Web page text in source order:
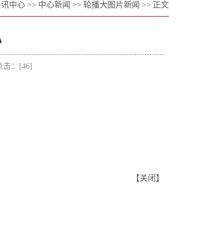
中心 >> 中心新闻 >> 轮播大图片新闻 >> 正文
击：[46]
【关闭 】